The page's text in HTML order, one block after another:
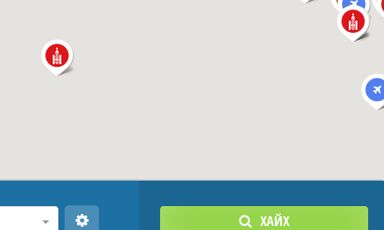
ХАЙХ